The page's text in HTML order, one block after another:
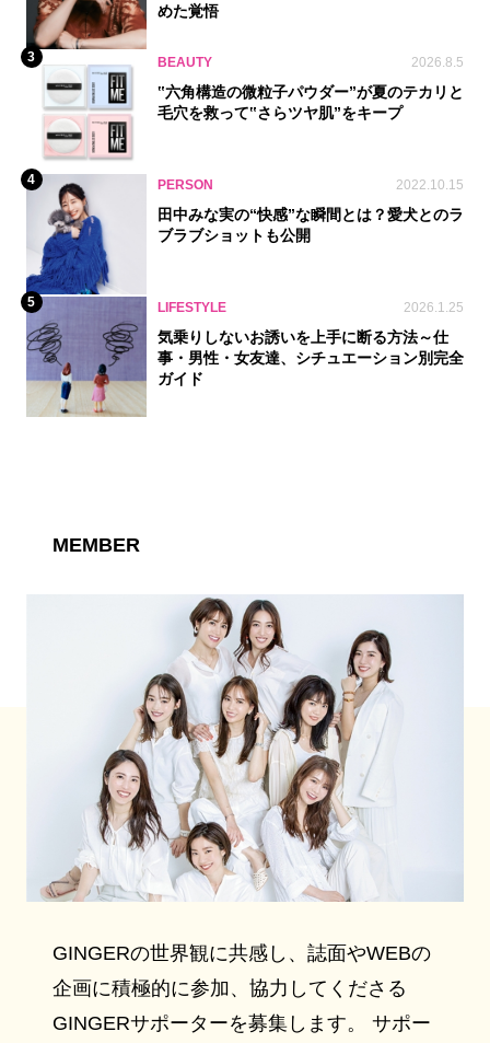
めた覚悟
3 BEAUTY 2026.8.5
‟六角構造の微粒子パウダー”が夏のテカリと
毛穴を救って‟さらツヤ肌”をキープ
4 PERSON 2022.10.15
田中みな実の“快感”な瞬間とは？愛犬とのラ
ブラブショットも公開
5 LIFESTYLE 2026.1.25
気乗りしないお誘いを上手に断る方法～仕
事・男性・女友達、シチュエーション別完全
ガイド
MEMBER
GINGERの世界観に共感し、誌面やWEBの
企画に積極的に参加、協力してくださる
GINGERサポーターを募集します。 サポー